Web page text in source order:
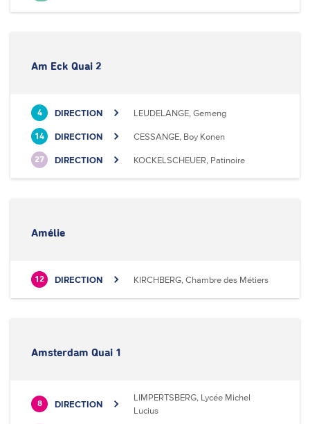
Am Eck Quai 2
4 DIRECTION LEUDELANGE, Gemeng
14 DIRECTION CESSANGE, Boy Konen
27 DIRECTION KOCKELSCHEUER, Patinoire
Amélie
12 DIRECTION KIRCHBERG, Chambre des Métiers
Amsterdam Quai 1
8 DIRECTION
LIMPERTSBERG, Lycée Michel
Lucius